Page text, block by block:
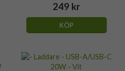
249 kr
KÖP